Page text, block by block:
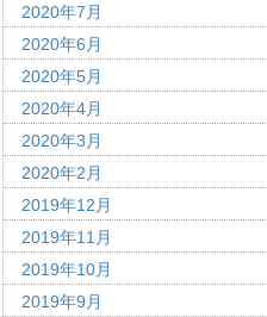
2020年7月
2020年6月
2020年5月
2020年4月
2020年3月
2020年2月
2019年12月
2019年11月
2019年10月
2019年9月